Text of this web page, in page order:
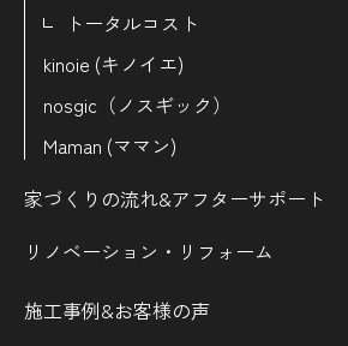
トータルコスト
kinoie (キノイエ)
nosgic（ノスギック）
Maman (ママン)
家づくりの流れ&アフターサポート
リノベーション・リフォーム
施工事例&お客様の声